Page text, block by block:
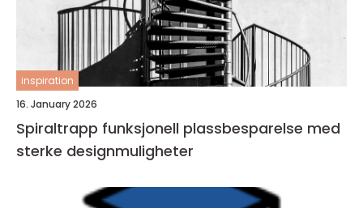
inspiration
16. January 2026
Spiraltrapp funksjonell plassbesparelse med
sterke designmuligheter